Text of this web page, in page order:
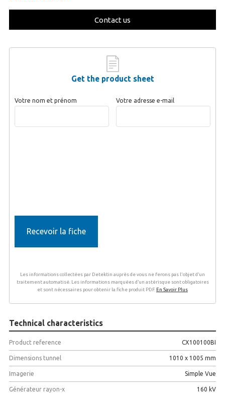
Contact us
Get the product sheet
Votre nom et prénom Votre adresse e-mail
Les informations collectées par Detektin auprès de vous ne ferons pas l'objet d’un
traitement automatisé. Les informations marquées d’un astérisque sont obligatoires
et sont nécessaires pour obtenir la fiche produit PDF. En Savoir Plus
Technical characteristics
Product reference CX100100BI
Dimensions tunnel 1010 x 1005 mm
Imagerie Simple Vue
Générateur rayon-x 160 kV